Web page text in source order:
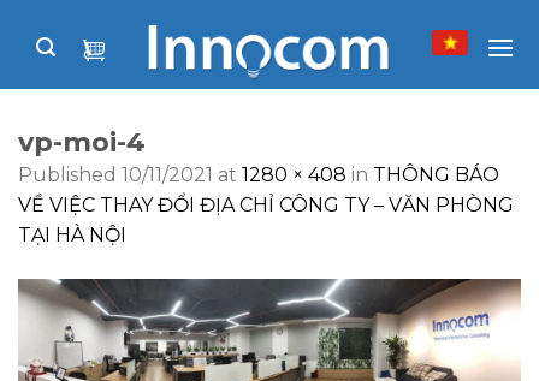
vp-moi-4
Published 10/11/2021 at 1280 × 408 in THÔNG BÁO
VỀ VIỆC THAY ĐỔI ĐỊA CHỈ CÔNG TY – VĂN PHÒNG
TẠI HÀ NỘI